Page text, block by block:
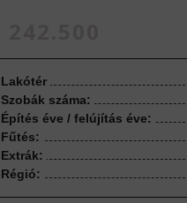
Lakótér
Szobák száma:
Építés éve / felújítás éve:
Fűtés:
Extrák:
Régió: